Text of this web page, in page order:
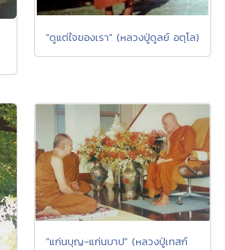
"ดูแต่ใจของเรา" (หลวงปู่ดูลย์ อตุโล)
"แก่นบุญ-แก่นบาป" (หลวงปู่เทสก์